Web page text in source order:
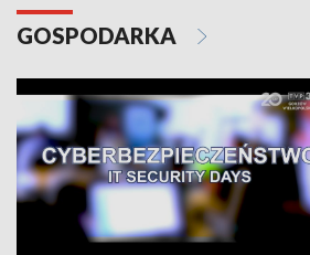
GOSPODARKA